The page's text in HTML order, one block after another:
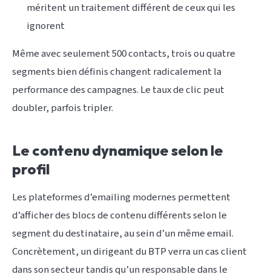
méritent un traitement différent de ceux qui les
ignorent
Même avec seulement 500 contacts, trois ou quatre
segments bien définis changent radicalement la
performance des campagnes. Le taux de clic peut
doubler, parfois tripler.
Le contenu dynamique selon le
profil
Les plateformes d’emailing modernes permettent
d’afficher des blocs de contenu différents selon le
segment du destinataire, au sein d’un même email.
Concrètement, un dirigeant du BTP verra un cas client
dans son secteur tandis qu’un responsable dans le